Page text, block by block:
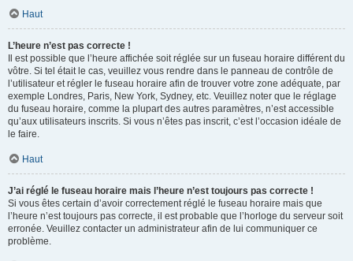
Haut
L’heure n’est pas correcte !
Il est possible que l’heure affichée soit réglée sur un fuseau horaire différent du
vôtre. Si tel était le cas, veuillez vous rendre dans le panneau de contrôle de
l’utilisateur et régler le fuseau horaire afin de trouver votre zone adéquate, par
exemple Londres, Paris, New York, Sydney, etc. Veuillez noter que le réglage
du fuseau horaire, comme la plupart des autres paramètres, n’est accessible
qu’aux utilisateurs inscrits. Si vous n’êtes pas inscrit, c’est l’occasion idéale de
le faire.
Haut
J’ai réglé le fuseau horaire mais l’heure n’est toujours pas correcte !
Si vous êtes certain d’avoir correctement réglé le fuseau horaire mais que
l’heure n’est toujours pas correcte, il est probable que l’horloge du serveur soit
erronée. Veuillez contacter un administrateur afin de lui communiquer ce
problème.